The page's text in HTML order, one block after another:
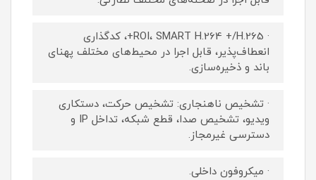
· ROI، SMART H.264 +/H.265+، کدگذاری
انعطاف‌پذیر، قابل اجرا در محیط‌های مختلف پهنای
باند و ذخیره‌سازی.
· تشخیص ناهنجاری: تشخیص حرکت، دستکاری
ویدیو، تشخیص صدا، قطع شبکه، تداخل IP و
دسترسی غیرمجاز.
· میکروفون داخلی.